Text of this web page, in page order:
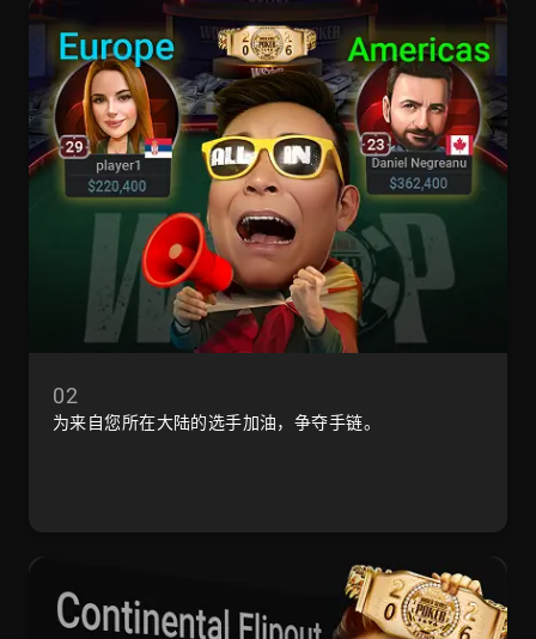
02
为来自您所在大陆的选手加油，争夺手链。